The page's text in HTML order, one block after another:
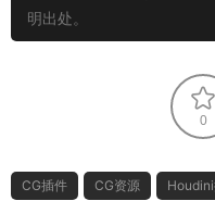
明出处。
0
CG插件 CG资源